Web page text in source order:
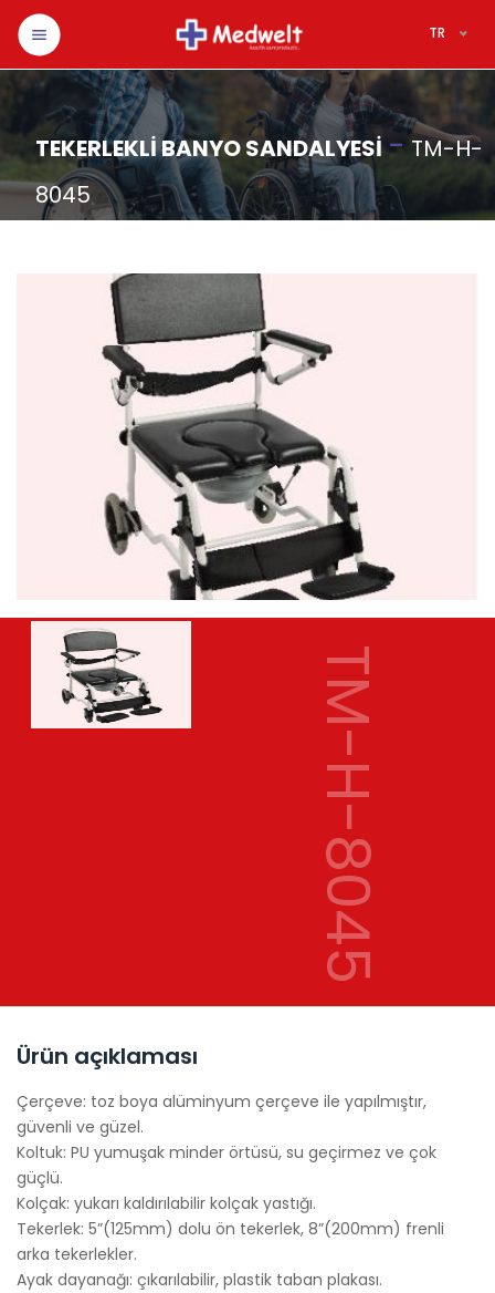
TR
TEKERLEKLİ BANYO SANDALYESİ - TM-H-
8045
TM-H-8045
Ürün açıklaması
Çerçeve: toz boya alüminyum çerçeve ile yapılmıştır,
güvenli ve güzel.
Koltuk: PU yumuşak minder örtüsü, su geçirmez ve çok
güçlü.
Kolçak: yukarı kaldırılabilir kolçak yastığı.
Tekerlek: 5”(125mm) dolu ön tekerlek, 8”(200mm) frenli
arka tekerlekler.
Ayak dayanağı: çıkarılabilir, plastik taban plakası.